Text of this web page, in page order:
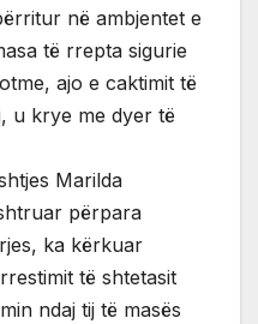
në ambjentet e
të rrepta sigurie
ajo e caktimit të
u krye me dyer të
Marilda
përpara
ka kërkuar
të shtetasit
ndaj tij të masës